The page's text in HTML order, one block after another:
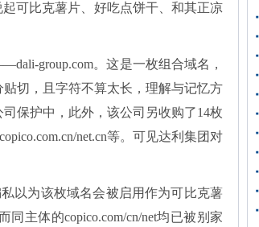
可比克薯片、好吃点饼干、和其正凉
group.com。这是一枚组合域名，
切，且字符不算太长，理解与记忆方
保护中，此外，该公司另收购了14枚
net.cn等。可见达利集团对
以为该枚域名会被启用作为可比克薯
主体的copico.com/cn/net均已被别家